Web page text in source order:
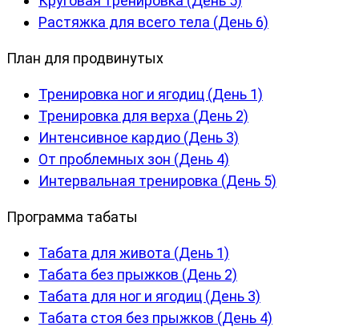
Растяжка для всего тела (День 6)
План для продвинутых
Тренировка ног и ягодиц (День 1)
Тренировка для верха (День 2)
Интенсивное кардио (День 3)
От проблемных зон (День 4)
Интервальная тренировка (День 5)
Программа табаты
Табата для живота (День 1)
Табата без прыжков (День 2)
Табата для ног и ягодиц (День 3)
Табата стоя без прыжков (День 4)